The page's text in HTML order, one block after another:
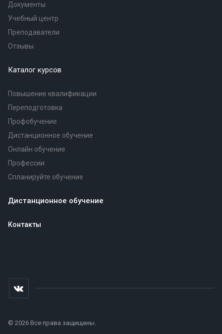
Документы
Учебный центр
Преподаватели
Отзывы
Каталог курсов
Повышение квалификации
Переподготовка
Профобучение
Дистанционное обучение
Онлайн обучение
Профессии
Спланируйте обучение
Дистанционное обучение
Контакты
© 2026 Все права защищены.